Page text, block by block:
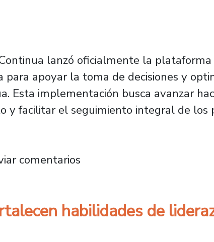
lanzó oficialmente la plataforma
para apoyar la toma de decisiones y
Esta implementación busca avanzar
y facilitar el seguimiento integral de los
lanza plataforma con indicadores
comentarios
habilidades de